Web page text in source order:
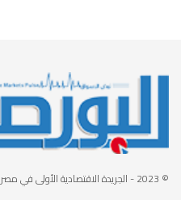
© 2023 - الجريدة الاقتصادية الأولى في مصر